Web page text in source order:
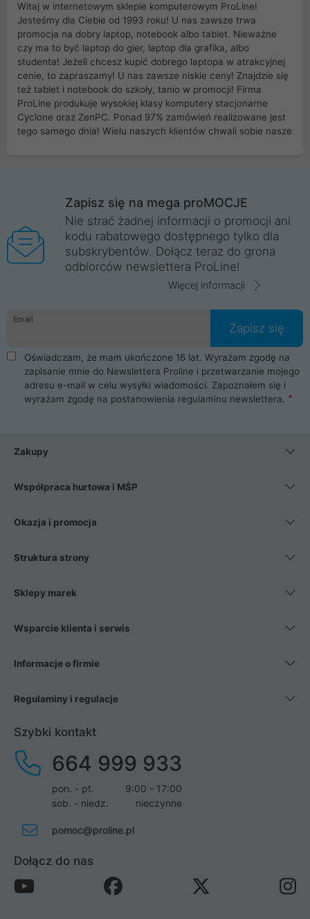
Witaj w internetowym sklepie komputerowym ProLine!
Jesteśmy dla Ciebie od 1993 roku! U nas zawsze trwa
promocja na dobry laptop, notebook albo tablet. Nieważne
czy ma to być laptop do gier, laptop dla grafika, albo
studenta! Jeżeli chcesz kupić dobrego laptopa w atrakcyjnej
cenie, to zapraszamy! U nas zawsze niskie ceny! Znajdzie się
też tablet i notebook do szkoły, tanio w promocji! Firma
ProLine produkuje wysokiej klasy komputery stacjonarne
Cyclone oraz ZenPC. Ponad 97% zamówień realizowane jest
tego samego dnia! Wielu naszych klientów chwali sobie nasze
Wrocław, Poznań, Legnica, Katowice, Gliwice, Kalisz, Bytom,
Trzebnica, Opole. Szybka i profesjonalna obsługa!
ProLine to polska firma ze 100% polskim kapitałem. Działamy
legalnie i płacimy podatki w naszym kraju! Posiadamy siedzibę
główną w Mirkowie oraz salony na terenie kraju. Cała
komunikacja ze sklepem komputerowym ProLine jest
danych osobowych. Dlatego zakup notebooka albo laptopa w
ProLine to czysta przyjemność i pełne bezpieczeństwo.
Zaopatrzysz się u nas w akcesoria i części komputerowe
takie jak procesory, karty graficzne, płyty główne, pamięci,
dyski SSD, M.2 oraz HDD. Nasi pracownicy pomogą Ci wybrać
najlepszy zasilacz komputerowy oraz obudowę do komputera.
Poza komputerami mamy również najlepsze na rynku
Smartfony takich producentów jak Xiaomi, Apple, Samsung i
wentylatory. Na koniec mając już to wszystko, możesz
Zapisz się na mega proMOCJE
Nie strać żadnej informacji o promocji ani
kodu rabatowego dostępnego tylko dla
subskrybentów. Dołącz teraz do grona
odbiorców newslettera ProLine!
Więcej informacji
Email
Zapisz się
Oświadczam, że mam ukończone 16 lat. Wyrażam zgodę na
zapisanie mnie do Newslettera Proline i przetwarzanie mojego
adresu e-mail w celu wysyłki wiadomości. Zapoznałem się i
wyrażam zgodę na postanowienia regulaminu newslettera.
Zakupy
Współpraca hurtowa i MŚP
Okazja i promocja
Struktura strony
Sklepy marek
Wsparcie klienta i serwis
Informacje o firmie
Regulaminy i regulacje
Szybki kontakt
664 999 933
pon. - pt.
9:00 - 17:00
sob. - niedz.
nieczynne
pomoc@proline.pl
Dołącz do nas